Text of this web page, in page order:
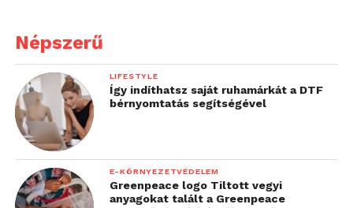
Népszerű
LIFESTYLE
Így indíthatsz saját ruhamárkát a DTF
bérnyomtatás segítségével
E-KÖRNYEZETVÉDELEM
Greenpeace logo Tiltott vegyi
anyagokat talált a Greenpeace